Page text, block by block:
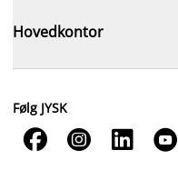
Hovedkontor
Følg JYSK
   